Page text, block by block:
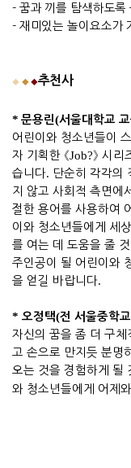
- 꿈과 끼를 탐색하도록
- 재미있는 놀이요소가
◆ ◆ ◆추천사
* 문용린 (서울대학교
어린이와 청소년들이
자 기획한 《Job?》 시리
습니다. 단순히 각각의
지 않고 사회적 측면에
절한 용어를 사용하여
이와 청소년들에게 세
를 여는 데 도움을 줄
주인공이 될 어린이와
을 얻길 바랍니다.
* 오정택(전 서울중학
자신의 꿈을 좀 더 구체
고 손으로 만지듯 분명
오는 것을 경험하게 될
와 청소년들에게 어제